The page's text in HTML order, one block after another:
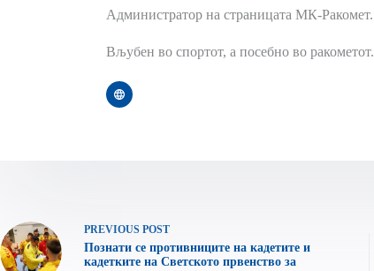
Администратор на страницата МК-Ракомет.
Вљубен во спортот, а посебно во ракометот.
PREVIOUS POST
Познати се противниците на кадетите и
кадетките на Светското првенство за